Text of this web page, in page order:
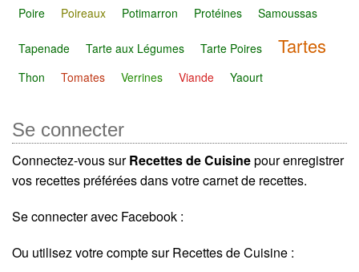
Poire
Poireaux Potimarron Protéines Samoussas
Tapenade Tarte aux Légumes Tarte Poires Tartes
Thon Tomates Verrines Viande Yaourt
Se connecter
Connectez-vous surRecettes de Cuisinepour enregistrer
vos recettes préférées dans votre carnet de recettes.
Se connecter avec Facebook :
Ou utilisez votre compte sur Recettes de Cuisine :